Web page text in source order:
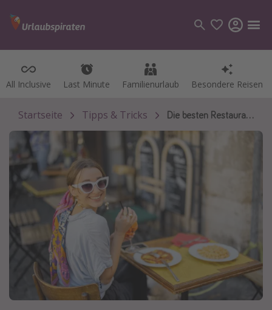
All Inclusive Last Minute Familienurlaub Besondere Reisen
All Inclusive Last Minute Familienurlaub Besondere Reisen
Kategorien
Flüge
Hotel
Pauschalreisen
Kreuzfahrten
Reiseziele
Alle Reiseziele
Bodensee Urlaub
Gozo Urlaub
Normandie Urlaub
Startseite Tipps & Tricks Die besten Restaurants in Rom 🇮🇹🍝